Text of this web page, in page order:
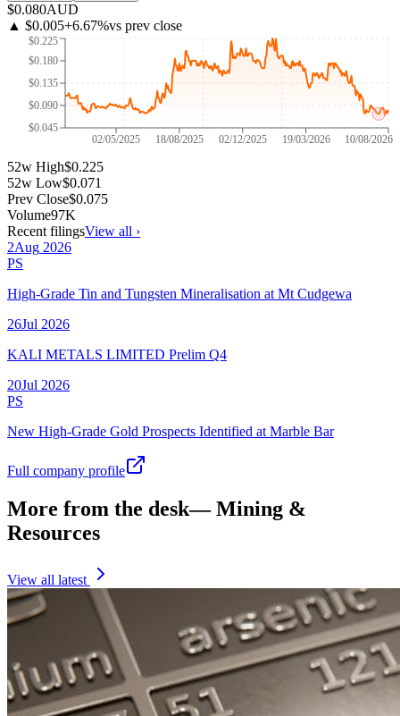
$0.080AUD
▲ $0.005+6.67%vs prev close
02/05/2025 18/08/2025 02/12/2025 19/03/2026 10/08/2026
$0.045
$0.090
$0.135
$0.180
$0.225
52w High$0.225
52w Low$0.071
Prev Close$0.075
Volume97K
Recent filingsView all ›
2Aug 2026
PS
High-Grade Tin and Tungsten Mineralisation at Mt Cudgewa
26Jul 2026
KALI METALS LIMITED Prelim Q4
20Jul 2026
PS
New High-Grade Gold Prospects Identified at Marble Bar
Full company profile
More from the desk—Mining &
Resources
View all latest